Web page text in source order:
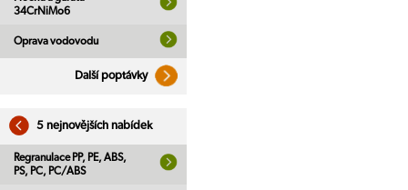
34CrNiMo6
Oprava vodovodu
Další poptávky
5 nejnovějších nabídek
Regranulace PP, PE, ABS,
PS, PC, PC/ABS